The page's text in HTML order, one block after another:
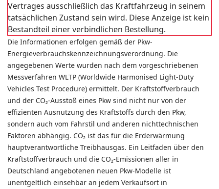
Vertrages ausschließlich das Kraftfahrzeug in seinem
tatsächlichen Zustand sein wird. Diese Anzeige ist kein
Bestandteil einer verbindlichen Bestellung.
Die Informationen erfolgen gemäß der Pkw-
Energieverbrauchskennzeichnungsverordnung. Die
angegebenen Werte wurden nach dem vorgeschriebenen
Messverfahren WLTP (Worldwide Harmonised Light-Duty
Vehicles Test Procedure) ermittelt. Der Kraftstoffverbrauch
und der CO₂-Ausstoß eines Pkw sind nicht nur von der
effizienten Ausnutzung des Kraftstoffs durch den Pkw,
sondern auch vom Fahrstil und anderen nichttechnischen
Faktoren abhängig. CO₂ ist das für die Erderwärmung
hauptverantwortliche Treibhausgas. Ein Leitfaden über den
Kraftstoffverbrauch und die CO₂-Emissionen aller in
Deutschland angebotenen neuen Pkw-Modelle ist
unentgeltlich einsehbar an jedem Verkaufsort in